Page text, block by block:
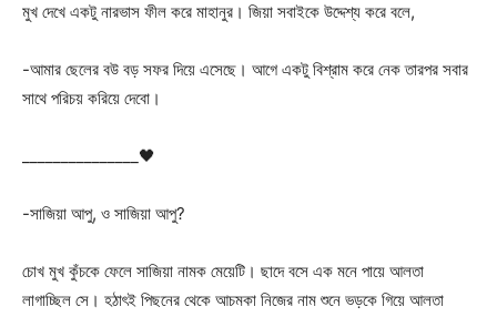
মুখ দেখে একটু নারভাস ফীল করে মাহানুর। জিয়া সবাইকে উদ্দেশ্য করে বলে,
-আমার ছেলের বউ বড় সফর দিয়ে এসেছে। আগে একটু বিশ্রাম করে নেক তারপর সবার
সাথে পরিচয় করিয়ে দেবো।
_______________🖤
-সাজিয়া আপু, ও সাজিয়া আপু?
চোখ মুখ কুঁচকে ফেলে সাজিয়া নামক মেয়েটি। ছাদে বসে এক মনে পায়ে আলতা
লাগাচ্ছিল সে। হঠাৎই পিছনের থেকে আচমকা নিজের নাম শুনে ভড়কে গিয়ে আলতা